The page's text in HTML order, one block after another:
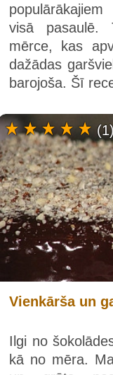
visā pasaulē.
mērce, kas
dažādas
barojoša. Šī
Vienkārša un
Ilgi no
kā no mēra.